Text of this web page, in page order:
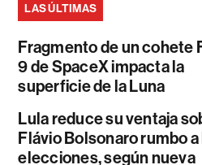
LAS ÚLTIMAS
Fragmento de un cohete
9 de SpaceX impacta la
superficie de la Luna
Lula reduce su ventaja
Flávio Bolsonaro rumbo a
elecciones, según nueva